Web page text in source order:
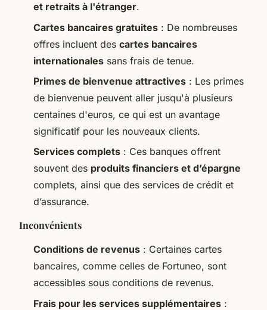
et retraits à l'étranger.
Cartes bancaires gratuites : De nombreuses
offres incluent des cartes bancaires
internationales sans frais de tenue.
Primes de bienvenue attractives : Les primes
de bienvenue peuvent aller jusqu'à plusieurs
centaines d'euros, ce qui est un avantage
significatif pour les nouveaux clients.
Services complets : Ces banques offrent
souvent des produits financiers et d’épargne
complets, ainsi que des services de crédit et
d’assurance.
Inconvénients
Conditions de revenus : Certaines cartes
bancaires, comme celles de Fortuneo, sont
accessibles sous conditions de revenus.
Frais pour les services supplémentaires :